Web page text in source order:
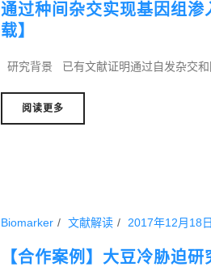
通过种间杂交实现基因组
载】
研究背景 已有文献证明通过自发杂交
阅读更多
Biomarker 文献解读 2017年12月18日
【合作案例】大豆冷胁迫